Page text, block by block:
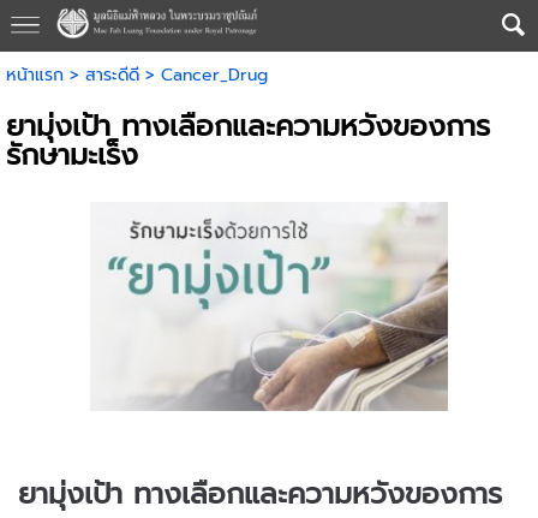
หน้าแรก > สาระดีดี> Cancer_Drug
ยามุ่งเป้า ทางเลือกและความหวังของการ
รักษามะเร็ง
ยามุ่งเป้า ทางเลือกและความหวังของการ